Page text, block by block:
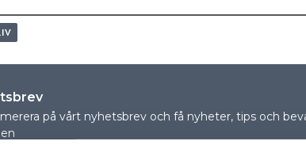
på vårt nyhetsbrev och få nyheter, tips och